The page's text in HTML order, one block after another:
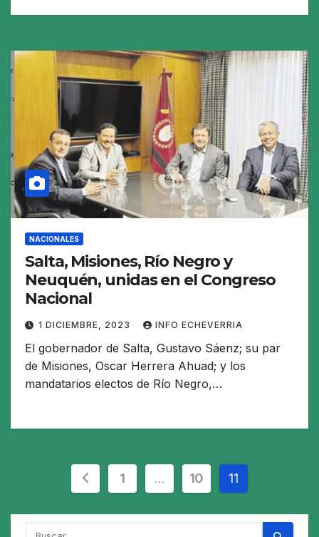
NACIONALES
Salta, Misiones, Río Negro y
Neuquén, unidas en el Congreso
Nacional
1 DICIEMBRE, 2023 INFO ECHEVERRIA
El gobernador de Salta, Gustavo Sáenz; su par
de Misiones, Oscar Herrera Ahuad; y los
mandatarios electos de Río Negro,…
Paginación
de
1 … 10 11